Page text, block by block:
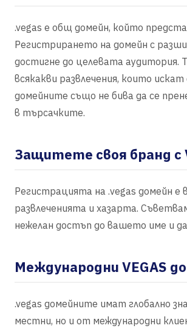
.vegas е общ домейн, който
Регистрирането на домейн с
достигне до целевата аудитория.
всякакви развлечения, които
домейните също не бива да се
в търсачките.
Защитете своя бранд с
Регистрацията на .vegas домейн
развлеченията и хазарта.
нежелан достъп до вашето име и
Международни VEGAS
.vegas домейните имат глобално
местни, но и от международни